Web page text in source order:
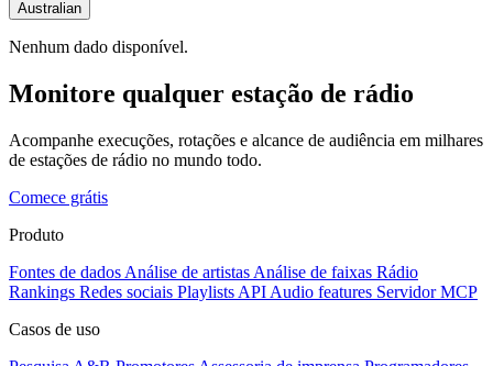
Australian
Nenhum dado disponível.
Monitore qualquer estação de rádio
Acompanhe execuções, rotações e alcance de audiência em milhares
de estações de rádio no mundo todo.
Comece grátis
Produto
Fontes de dados Análise de artistas Análise de faixas Rádio
Rankings Redes sociais Playlists API Audio features Servidor MCP
Casos de uso